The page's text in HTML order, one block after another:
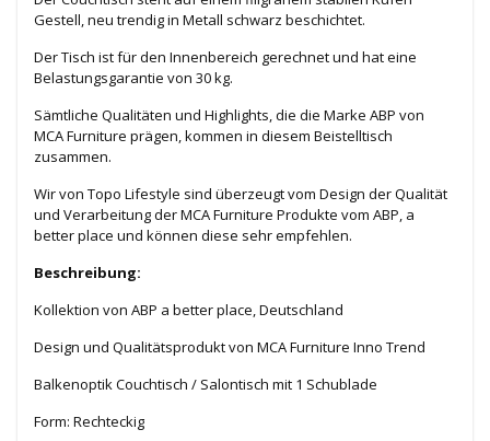
Gestell, neu trendig in Metall schwarz beschichtet.
Der Tisch ist für den Innenbereich gerechnet und hat eine
Belastungsgarantie von 30 kg.
Sämtliche Qualitäten und Highlights, die die Marke ABP von
MCA Furniture prägen, kommen in diesem Beistelltisch
zusammen.
Wir von Topo Lifestyle sind überzeugt vom Design der Qualität
und Verarbeitung der MCA Furniture Produkte vom ABP, a
better place und können diese sehr empfehlen.
Beschreibung:
Kollektion von ABP a better place, Deutschland
Design und Qualitätsprodukt von MCA Furniture Inno Trend
Balkenoptik Couchtisch / Salontisch mit 1 Schublade
Form: Rechteckig